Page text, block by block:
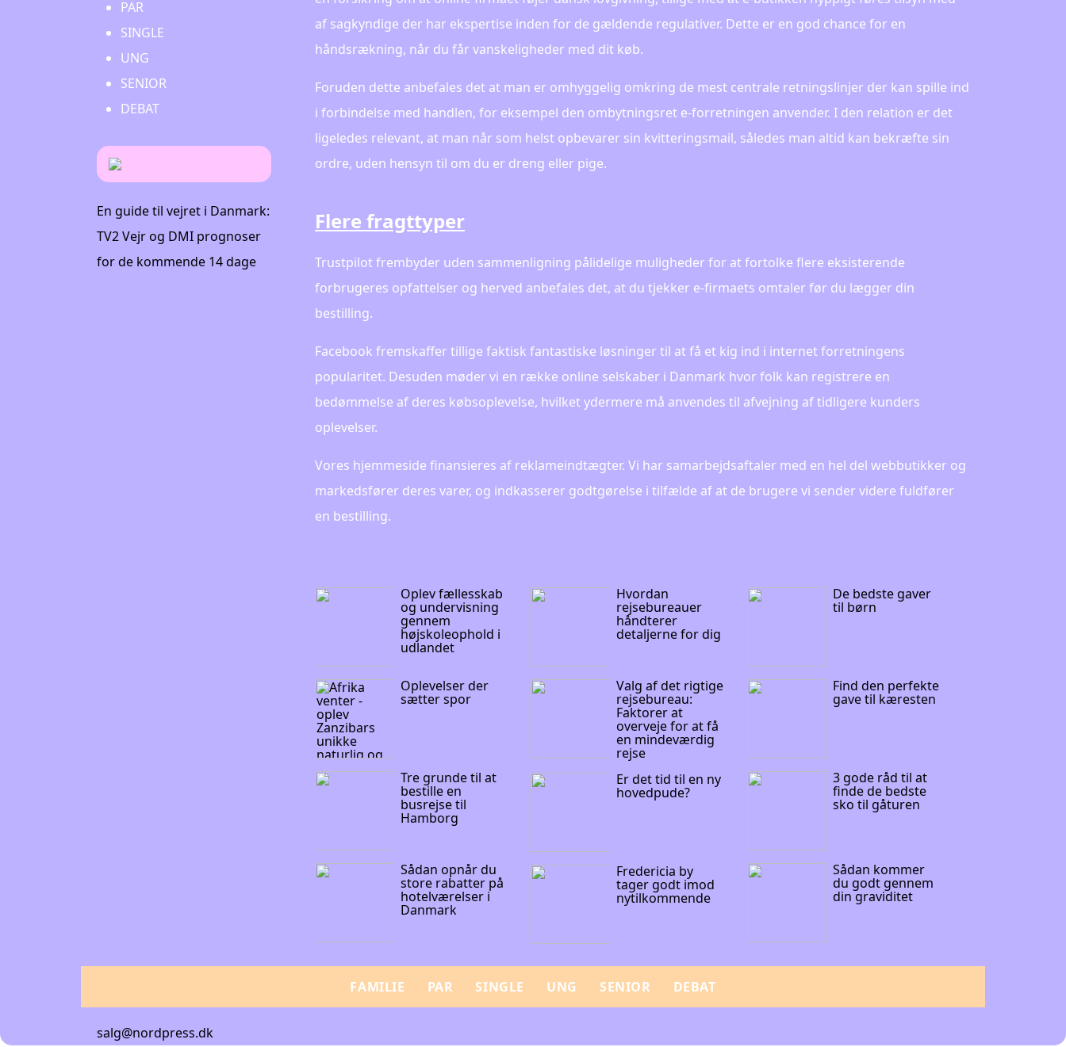
af sagkyndige der har ekspertise inden for de gældende regulativer. Dette er en god chance for en
håndsrækning, når du får vanskeligheder med dit køb.
Foruden dette anbefales det at man er omhyggelig omkring de mest centrale retningslinjer der kan spille ind
i forbindelse med handlen, for eksempel den ombytningsret e-forretningen anvender. I den relation er det
ligeledes relevant, at man når som helst opbevarer sin kvitteringsmail, således man altid kan bekræfte sin
ordre, uden hensyn til om du er dreng eller pige.
Flere fragttyper
Trustpilot frembyder uden sammenligning pålidelige muligheder for at fortolke flere eksisterende
forbrugeres opfattelser og herved anbefales det, at du tjekker e-firmaets omtaler før du lægger din
bestilling.
Facebook fremskaffer tillige faktisk fantastiske løsninger til at få et kig ind i internet forretningens
popularitet. Desuden møder vi en række online selskaber i Danmark hvor folk kan registrere en
bedømmelse af deres købsoplevelse, hvilket ydermere må anvendes til afvejning af tidligere kunders
oplevelser.
Vores hjemmeside finansieres af reklameindtægter. Vi har samarbejdsaftaler med en hel del webbutikker og
markedsfører deres varer, og indkasserer godtgørelse i tilfælde af at de brugere vi sender videre fuldfører
en bestilling.
Oplev fællesskab
og undervisning
gennem
højskoleophold i
udlandet
Oplevelser der
sætter spor
Tre grunde til at
bestille en
busrejse til
Hamborg
Sådan opnår du
store rabatter på
hotelværelser i
Danmark
Hvordan
rejsebureauer
håndterer
detaljerne for dig
Valg af det rigtige
rejsebureau:
Faktorer at
overveje for at få
en mindeværdig
rejse
Er det tid til en ny
hovedpude?
Fredericia by
tager godt imod
nytilkommende
De bedste gaver
til børn
Find den perfekte
gave til kæresten
3 gode råd til at
finde de bedste
sko til gåturen
Sådan kommer
du godt gennem
din graviditet
PAR
SINGLE
UNG
SENIOR
DEBAT
En guide til vejret i Danmark:
TV2 Vejr og DMI prognoser
for de kommende 14 dage
FAMILIE PAR SINGLE UNG SENIOR DEBAT
salg@nordpress.dk